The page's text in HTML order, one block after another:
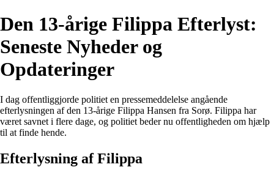
Den 13-årige Filippa Efterlyst:
Seneste Nyheder og
Opdateringer
I dag offentliggjorde politiet en pressemeddelelse angående
efterlysningen af den 13-årige Filippa Hansen fra Sorø. Filippa har
været savnet i flere dage, og politiet beder nu offentligheden om hjælp
til at finde hende.
Efterlysning af Filippa